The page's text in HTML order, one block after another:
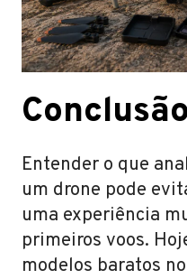
Conclusão
Entender o que
um drone pode
uma experiência
primeiros voos.
modelos baratos